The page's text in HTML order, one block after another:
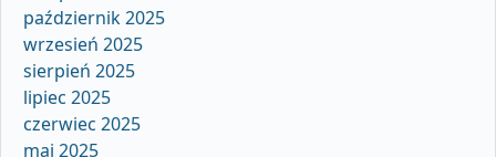
październik 2025
wrzesień 2025
sierpień 2025
lipiec 2025
czerwiec 2025
maj 2025